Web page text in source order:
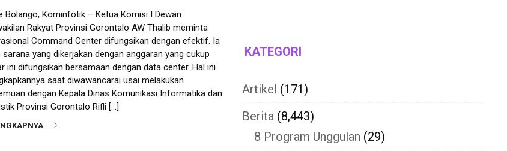
Bolango, Kominfotik – Ketua Komisi I Dewan
Rakyat Provinsi Gorontalo AW Thalib meminta
Command Center difungsikan dengan efektif. Ia
sarana yang dikerjakan dengan anggaran yang cukup
ini difungsikan bersamaan dengan data center. Hal ini
saat diwawancarai usai melakukan
dengan Kepala Dinas Komunikasi Informatika dan
Provinsi Gorontalo Rifli […]
KATEGORI
Artikel (171)
Berita (8,443)
8 Program Unggulan (29)